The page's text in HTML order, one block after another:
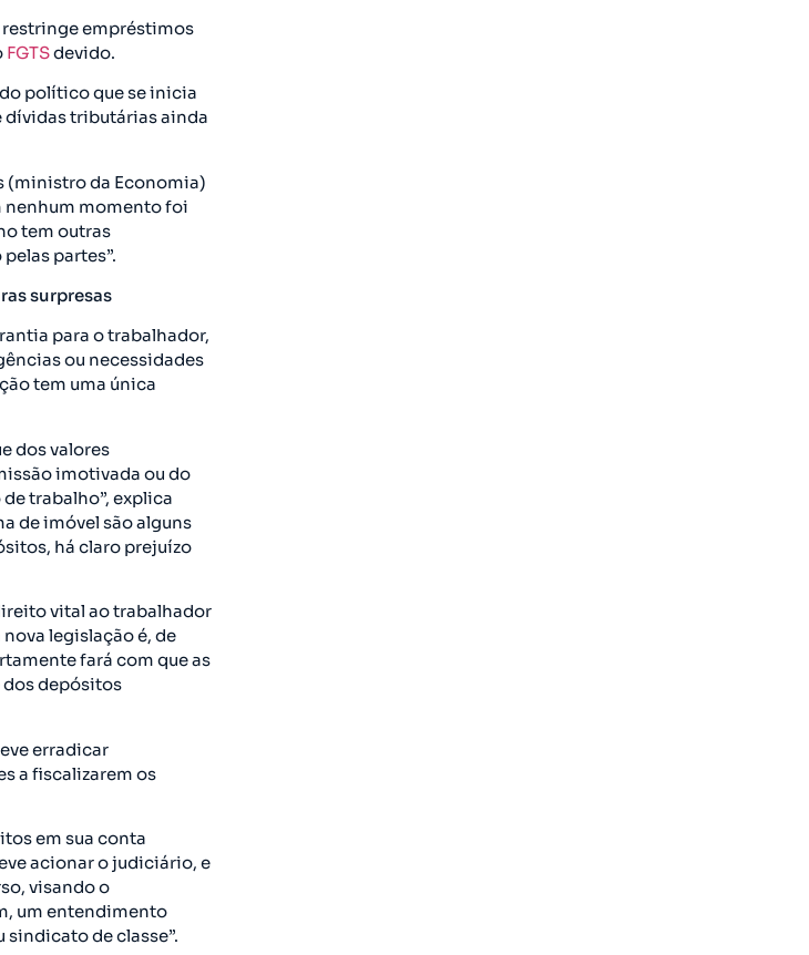
restringe empréstimos
FGTSdevido.
político que se inicia
dívidas tributárias ainda
(ministro da Economia)
nenhum momento foi
tem outras
partes”.
surpresas
para o trabalhador,
ou necessidades
tem uma única
dos valores
imotivada ou do
trabalho”, explica
de imóvel são alguns
há claro prejuízo
vital ao trabalhador
legislação é, de
fará com que as
dos depósitos
erradicar
a fiscalizarem os
em sua conta
acionar o judiciário, e
visando o
um entendimento
de classe”.